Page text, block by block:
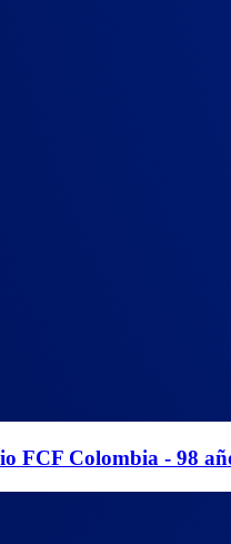
FCF Colombia - 98